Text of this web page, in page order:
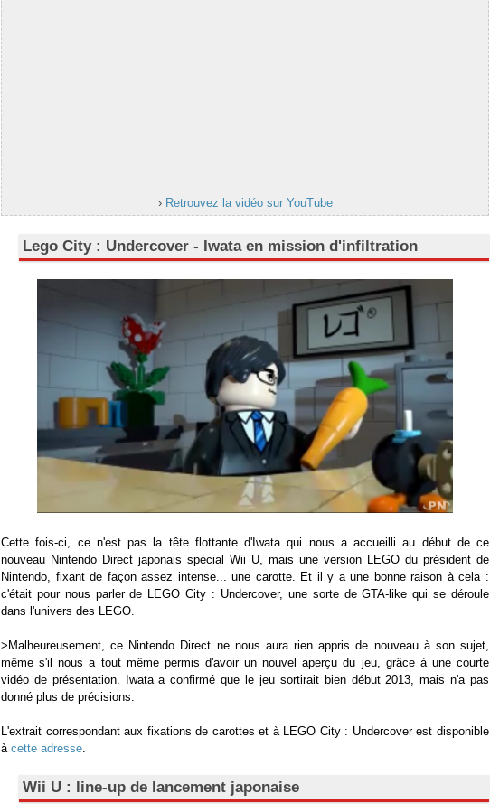
› Retrouvez la vidéo sur YouTube
Lego City : Undercover - Iwata en mission d'infiltration
Cette fois-ci, ce n'est pas la tête flottante d'Iwata qui nous a accueilli au début de ce
nouveau Nintendo Direct japonais spécial Wii U, mais une version LEGO du président de
Nintendo, fixant de façon assez intense... une carotte. Et il y a une bonne raison à cela :
c'était pour nous parler de LEGO City : Undercover, une sorte de GTA-like qui se déroule
dans l'univers des LEGO.
>Malheureusement, ce Nintendo Direct ne nous aura rien appris de nouveau à son sujet,
même s'il nous a tout même permis d'avoir un nouvel aperçu du jeu, grâce à une courte
vidéo de présentation. Iwata a confirmé que le jeu sortirait bien début 2013, mais n'a pas
donné plus de précisions.
L'extrait correspondant aux fixations de carottes et à LEGO City : Undercover est disponible
à cette adresse.
Wii U : line-up de lancement japonaise